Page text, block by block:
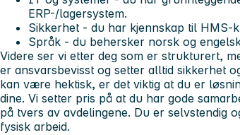
ERP-/lagersystem.
Sikkerhet - du har kjennskap til HMS-
Språk - du behersker norsk og
Videre ser vi etter deg som er strukturert,
er ansvarsbevisst og setter alltid sikkerhet
kan være hektisk, er det viktig at du er
dine. Vi setter pris på at du har gode
på tvers av avdelingene. Du er selvstendig
fysisk arbeid.